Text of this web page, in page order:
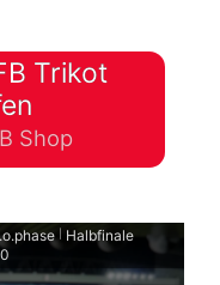
Trikot
Shop
Halbfinale